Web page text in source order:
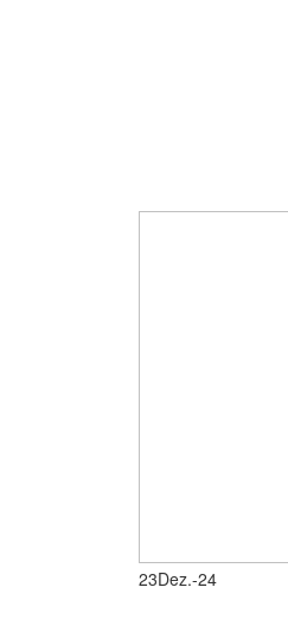
23Dez.-24